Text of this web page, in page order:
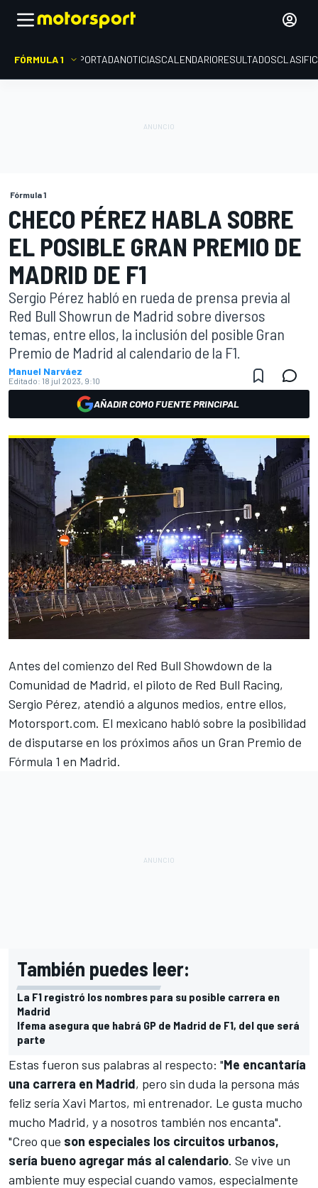
FÓRMULA 1 PORTADANOTICIASCALENDARIORESULTADOS
Fórmula 1
CHECO PÉREZ HABLA SOBRE
EL POSIBLE GRAN PREMIO DE
MADRID DE F1
Sergio Pérez habló en rueda de prensa previa al
Red Bull Showrun de Madrid sobre diversos
temas, entre ellos, la inclusión del posible Gran
Premio de Madrid al calendario de la F1.
Manuel Narváez
Editado: 18 jul 2023, 9:10
AÑADIR COMO FUENTE PRINCIPAL
Antes del comienzo del Red Bull Showdown de la
Comunidad de Madrid, el piloto de Red Bull Racing,
Sergio Pérez, atendió a algunos medios, entre ellos,
Motorsport.com. El mexicano habló sobre la posibilidad
de disputarse en los próximos años un Gran Premio de
Fórmula 1 en Madrid.
También puedes leer:
La F1 registró los nombres para su posible carrera en
Madrid
Ifema asegura que habrá GP de Madrid de F1, del que será
parte
Estas fueron sus palabras al respecto: "Me encantaría
una carrera en Madrid, pero sin duda la persona más
feliz sería Xavi Martos, mi entrenador. Le gusta mucho
mucho Madrid, y a nosotros también nos encanta".
"Creo que son especiales los circuitos urbanos,
sería bueno agregar más al calendario. Se vive un
ambiente muy especial cuando vamos, especialmente